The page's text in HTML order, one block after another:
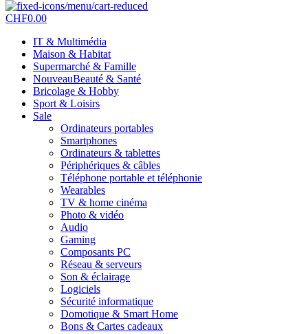
CHF0.00
IT & Multimédia
Maison & Habitat
Supermarché & Famille
NouveauBeauté & Santé
Bricolage & Hobby
Sport & Loisirs
Sale
Ordinateurs portables
Smartphones
Ordinateurs & tablettes
Périphériques & câbles
Téléphone portable et téléphonie
Wearables
TV & home cinéma
Photo & vidéo
Audio
Gaming
Composants PC
Réseau & serveurs
Son & éclairage
Logiciels
Sécurité informatique
Domotique & Smart Home
Bons & Cartes cadeaux